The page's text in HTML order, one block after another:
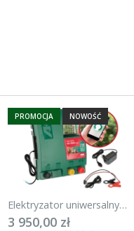
Elektryzator uniwersalny
AKO XDi 15000 Smart 20 J
3 950,00 zł
PROMOCJA NOWOŚĆ